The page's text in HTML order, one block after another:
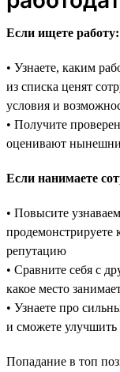
Если ищете работу:
• Узнаете, каким
из списка ценят
условия и
• Получите
оценивают
Если нанимаете
• Повысите
продемонстрируете
репутацию
• Сравните себя с
какое место
• Узнаете про
и сможете улучшить
Попадание в топ